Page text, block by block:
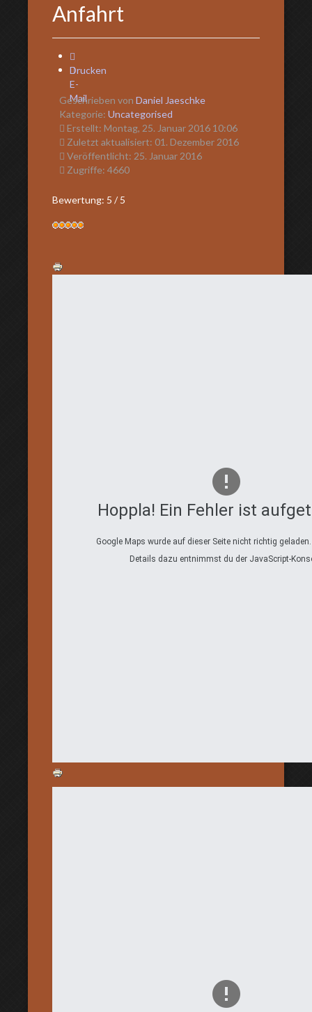
Anfahrt
Drucken
E-
Mail
Geschrieben von Daniel Jaeschke
Kategorie: Uncategorised
Erstellt: Montag, 25. Januar 2016 10:06
Zuletzt aktualisiert: 01. Dezember 2016
Veröffentlicht: 25. Januar 2016
Zugriffe: 4660
Bewertung: 5 / 5
Hoppla! Ein Fehler ist
Google Maps wurde auf dieser Seite nicht richtig
Details dazu entnimmst du der JavaScript-